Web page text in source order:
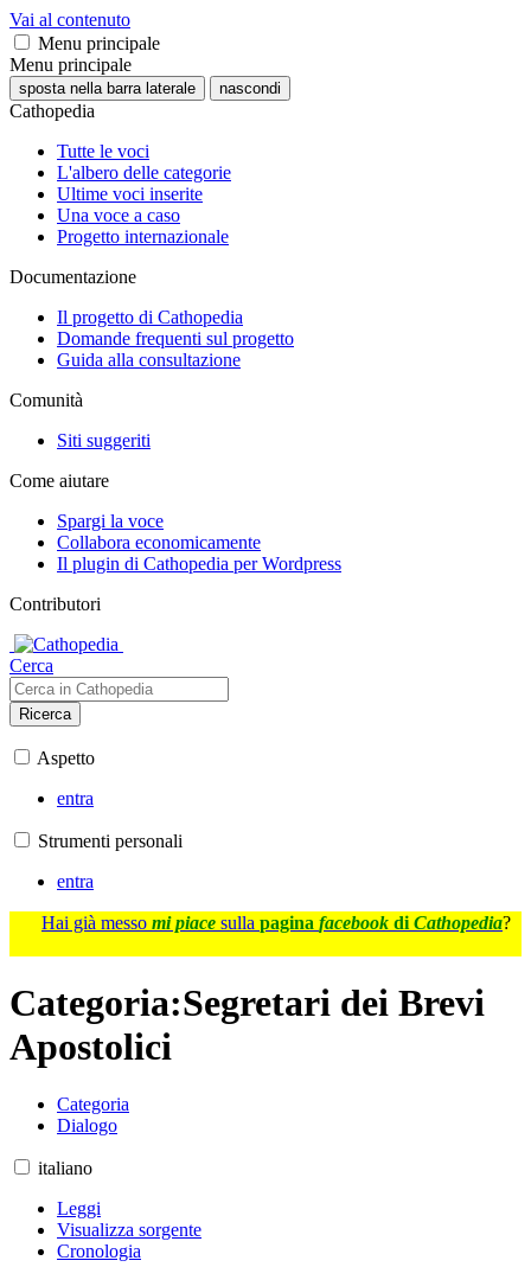
Vai al contenuto
Menu principale
Menu principale
sposta nella barra laterale nascondi
Cathopedia
Tutte le voci
L'albero delle categorie
Ultime voci inserite
Una voce a caso
Progetto internazionale
Documentazione
Il progetto di Cathopedia
Domande frequenti sul progetto
Guida alla consultazione
Comunità
Siti suggeriti
Come aiutare
Spargi la voce
Collabora economicamente
Il plugin di Cathopedia per Wordpress
Contributori
Cerca
Ricerca
Aspetto
entra
Strumenti personali
entra
Hai già messo mi piace sulla pagina facebook di Cathopedia?
Categoria:Segretari dei Brevi
Apostolici
Categoria
Dialogo
italiano
Leggi
Visualizza sorgente
Cronologia